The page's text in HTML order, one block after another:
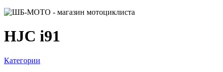
HJC i91
Категории